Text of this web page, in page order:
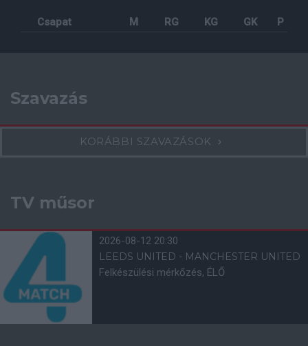
Csapat M RG KG GK P
Szavazás
KORÁBBI SZAVAZÁSOK
TV műsor
2026-08-12 20:30
LEEDS UNITED - MANCHESTER UNITED
Felkészülési mérkőzés, ÉLŐ